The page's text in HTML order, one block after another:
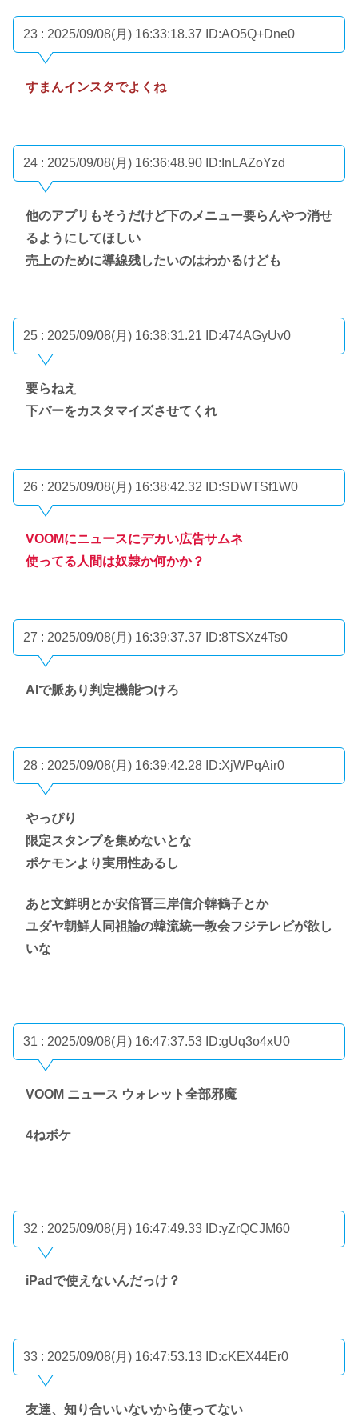
23 : 2025/09/08(月) 16:33:18.37 ID:AO5Q+Dne0
すまんインスタでよくね
24 : 2025/09/08(月) 16:36:48.90 ID:InLAZoYzd
他のアプリもそうだけど下のメニュー要らんやつ消せ
るようにしてほしい
売上のために導線残したいのはわかるけども
25 : 2025/09/08(月) 16:38:31.21 ID:474AGyUv0
要らねえ
下バーをカスタマイズさせてくれ
26 : 2025/09/08(月) 16:38:42.32 ID:SDWTSf1W0
VOOMにニュースにデカい広告サムネ
使ってる人間は奴隷か何かか？
27 : 2025/09/08(月) 16:39:37.37 ID:8TSXz4Ts0
AIで脈あり判定機能つけろ
28 : 2025/09/08(月) 16:39:42.28 ID:XjWPqAir0
やっぴり
限定スタンプを集めないとな
ポケモンより実用性あるし
あと文鮮明とか安倍晋三岸信介韓鶴子とか
ユダヤ朝鮮人同祖論の韓流統一教会フジテレビが欲し
いな
31 : 2025/09/08(月) 16:47:37.53 ID:gUq3o4xU0
VOOM ニュース ウォレット全部邪魔
4ねボケ
32 : 2025/09/08(月) 16:47:49.33 ID:yZrQCJM60
iPadで使えないんだっけ？
33 : 2025/09/08(月) 16:47:53.13 ID:cKEX44Er0
友達、知り合いいないから使ってない